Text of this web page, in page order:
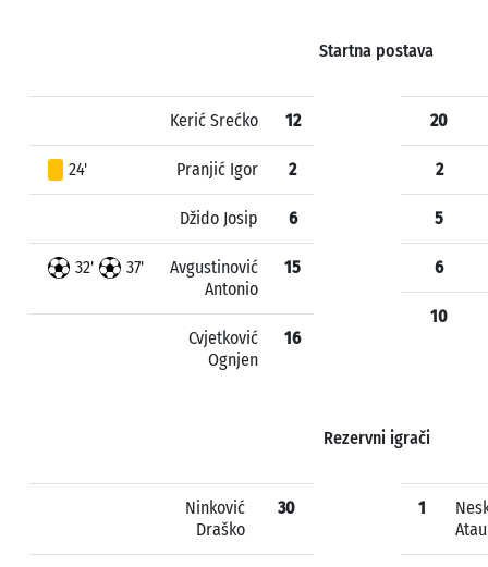
Startna postava
Kerić Srećko 12
24' Pranjić Igor 2
Džido Josip 6
32' 37'
Avgustinović
Antonio
15
Cvjetković
Ognjen
16
20
2
5
6
10
Rezervni igrači
Ninković
Draško
30 1